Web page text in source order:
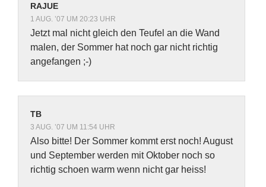
RAJUE
1 AUG. ’07 UM 20:23 UHR
Jetzt mal nicht gleich den Teufel an die Wand
malen, der Sommer hat noch gar nicht richtig
angefangen ;-)
TB
3 AUG. ’07 UM 11:54 UHR
Also bitte! Der Sommer kommt erst noch! August
und September werden mit Oktober noch so
richtig schoen warm wenn nicht gar heiss!